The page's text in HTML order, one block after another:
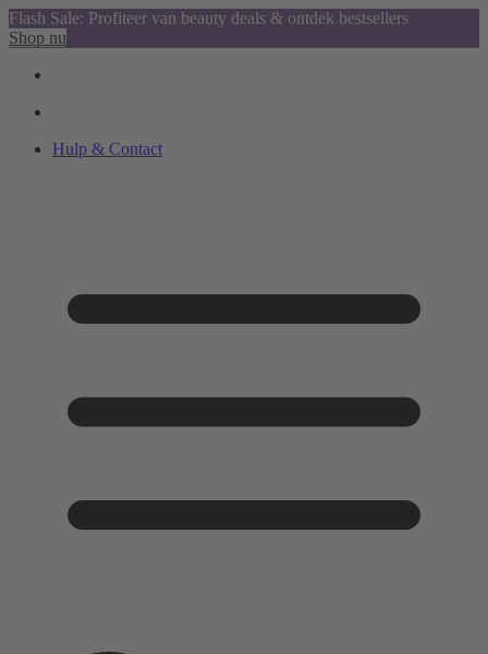
Flash Sale: Profiteer van beauty deals & ontdek bestsellers
Shop nu
Hulp & Contact